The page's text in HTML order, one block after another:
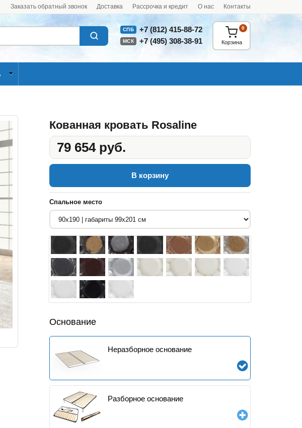
Заказать обратный звонок Доставка Рассрочка и кредит О нас Контакты
СПБ +7 (812) 415-88-72
МСК +7 (495) 308-38-91 Корзина
0
Кованная кровать Rosaline
79 654 руб.
В корзину
Спальное место
Основание
Неразборное основание
Разборное основание